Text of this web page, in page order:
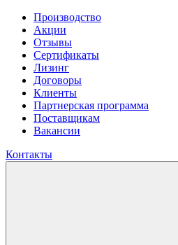
Производство
Акции
Отзывы
Сертификаты
Лизинг
Договоры
Клиенты
Партнерская программа
Поставщикам
Вакансии
Контакты